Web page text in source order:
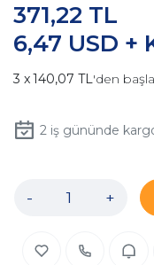
6,47 USD +
371,22 TL
140,07 TL'den
2iş gününde
- +